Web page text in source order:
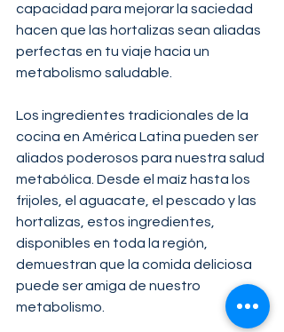
capacidad para mejorar la saciedad
hacen que las hortalizas sean aliadas
perfectas en tu viaje hacia un
metabolismo saludable.
Los ingredientes tradicionales de la
cocina en América Latina pueden ser
aliados poderosos para nuestra salud
metabólica. Desde el maíz hasta los
frijoles, el aguacate, el pescado y las
hortalizas, estos ingredientes,
disponibles en toda la región,
demuestran que la comida deliciosa
puede ser amiga de nuestro
metabolismo.